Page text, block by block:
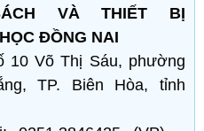
VÀ THIẾT BỊ
ĐỒNG NAI
10 Võ Thị Sáu, phường
TP. Biên Hòa, tỉnh